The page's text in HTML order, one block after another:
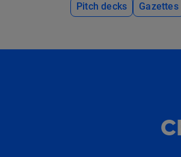
Pitch decks
Gazettes